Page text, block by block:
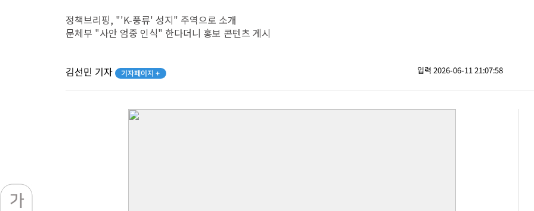
정책브리핑, "'K-풍류' 성지" 주역으로 소개
문체부 "사안 엄중 인식" 한다더니 홍보 콘텐츠 게시
김선민 기자 기자페이지 + 입력 2026-06-11 21:07:58